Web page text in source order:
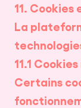
11.
La
11.1
Certains